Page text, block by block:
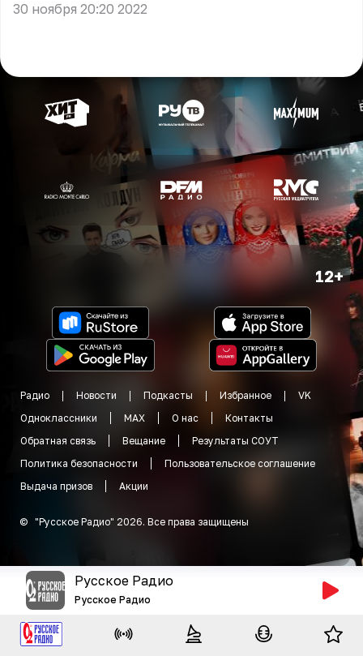
30 ноября 20:20 2022
12+
Радио Новости Подкасты Избранное
VK
Одноклассники
MAX О нас
Контакты
Обратная связь
Вещание
Результаты СОУТ
Политика безопасности
Пользовательское соглашение
Выдача призов
Акции
© "Русское Радио" 2026. Все права защищены
Русское Радио
Русское Радио